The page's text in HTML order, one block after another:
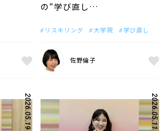
の“学び直し…
リスキリング 大学院 学び直し
佐野倫子
2026.05.19 2026.05.11